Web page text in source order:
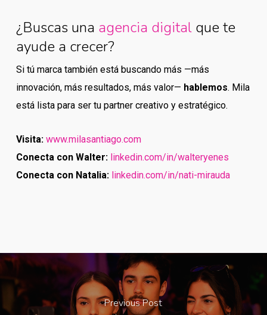
¿Buscas una agencia digitalque te
ayude a crecer?
Si tú marca también está buscando más —más
innovación, más resultados, más valor— hablemos. Mila
está lista para ser tu partner creativo y estratégico.
Visita: www.milasantiago.com
Conecta con Walter: linkedin.com/in/walteryenes
Conecta con Natalia: linkedin.com/in/nati-mirauda
Previous Post